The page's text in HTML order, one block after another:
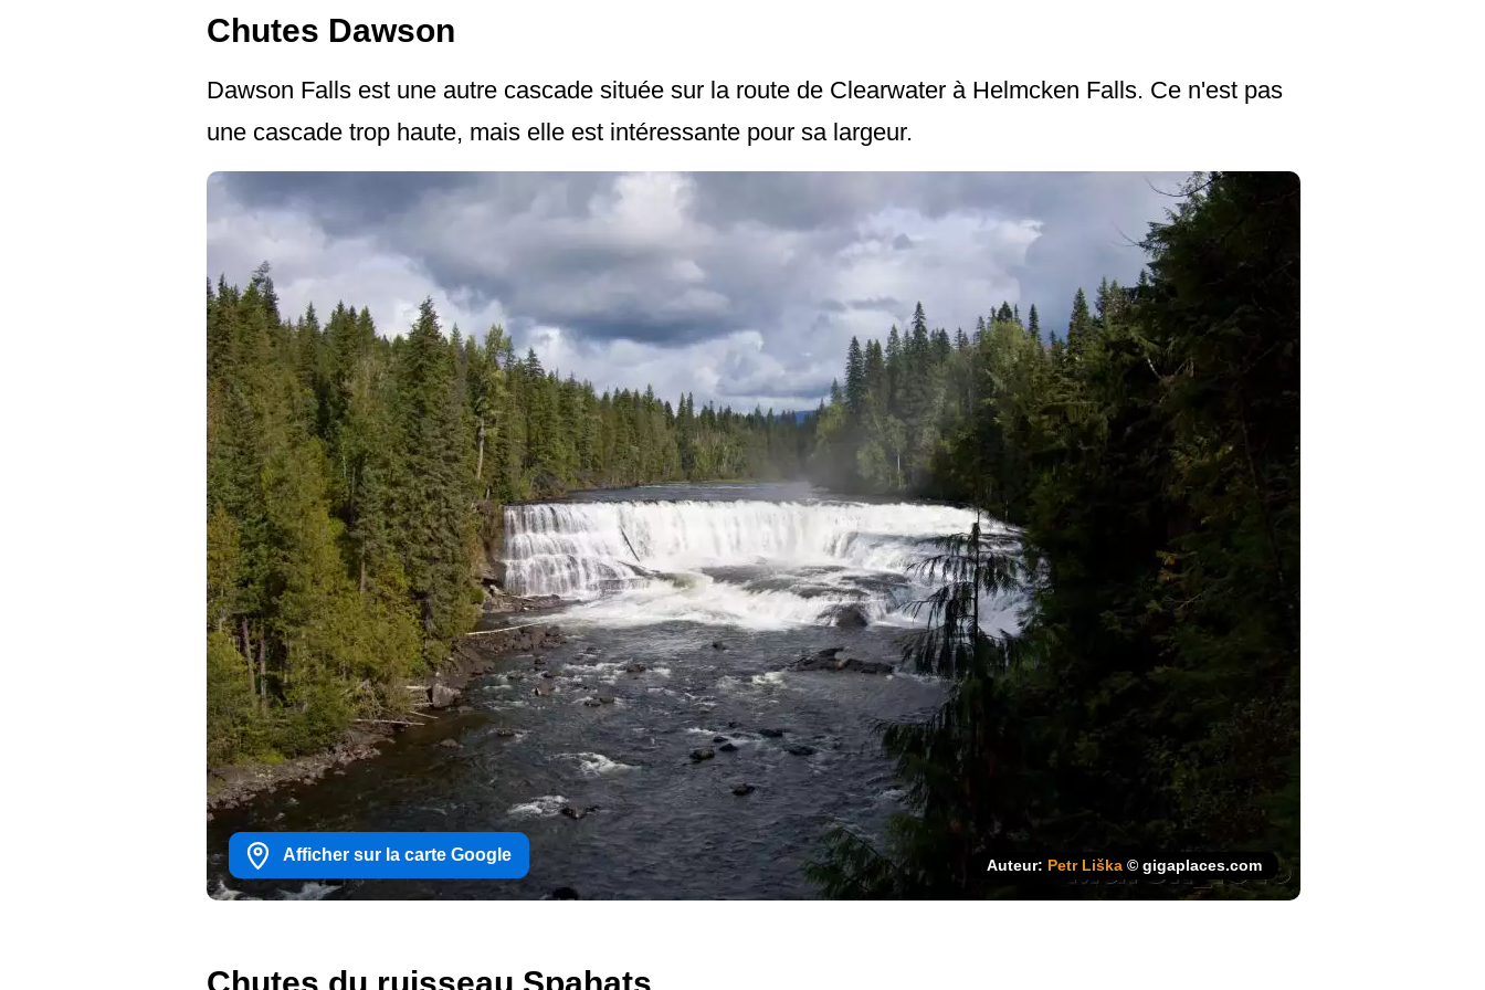
Chutes Dawson
Dawson Falls est une autre cascade située sur la route de Clearwater à Helmcken Falls. Ce n'est pas
une cascade trop haute, mais elle est intéressante pour sa largeur.
Afficher sur la carte Google
Auteur: Petr Liška © gigaplaces.com